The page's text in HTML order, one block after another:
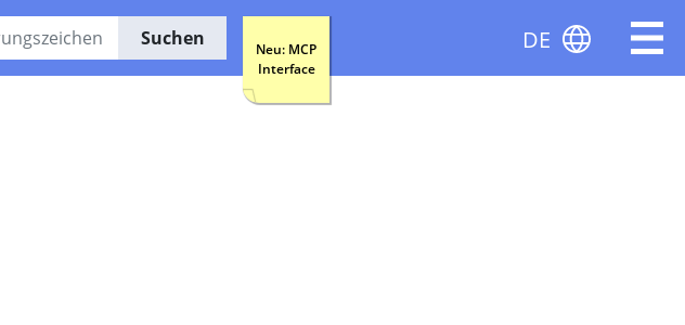
Suchen
Neu: MCP
Interface
DE